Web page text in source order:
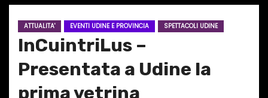
ATTUALITA' EVENTI UDINE E PROVINCIA SPETTACOLI UDINE
InCuintriLus –
Presentata a Udine la
prima vetrina